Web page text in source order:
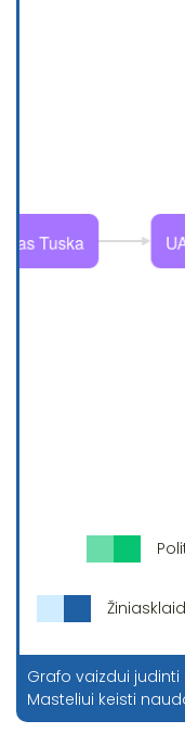
Grafo vaizdui
Masteliui keisti